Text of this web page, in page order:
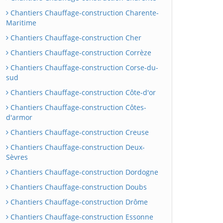
Chantiers Chauffage-construction Charente-
Maritime
Chantiers Chauffage-construction Cher
Chantiers Chauffage-construction Corrèze
Chantiers Chauffage-construction Corse-du-
sud
Chantiers Chauffage-construction Côte-d'or
Chantiers Chauffage-construction Côtes-
d'armor
Chantiers Chauffage-construction Creuse
Chantiers Chauffage-construction Deux-
Sèvres
Chantiers Chauffage-construction Dordogne
Chantiers Chauffage-construction Doubs
Chantiers Chauffage-construction Drôme
Chantiers Chauffage-construction Essonne